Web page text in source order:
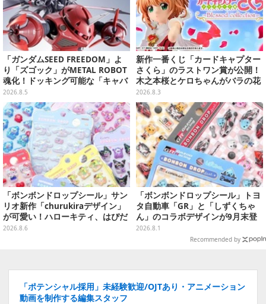
「ガンダムSEED FREEDOM」よ
り「ズゴック」がMETAL ROBOT
魂化！ドッキング可能な「キャバ
リアーアイフリッド」も同時に予
約開始
2026.8.5
新作一番くじ「カードキャプター
さくら」のラストワン賞が公開！
木之本桜とケロちゃんがバラの花
びらに包まれている姿で立体化
2026.8.3
「ボンボンドロップシール」サン
リオ新作「churukiraデザイン」
が可愛い！ハローキティ、はぴだ
んぶいなど全8種類が順次展開
2026.8.6
「ボンボンドロップシール」トヨ
タ自動車「GR」と「しずくちゃ
ん」のコラボデザインが9月末登
場！くま吉らも描かれた全4柄
2026.8.1
Recommended by
「ポテンシャル採用」未経験歓迎/OJTあり・アニメーション
動画を制作する編集スタッフ